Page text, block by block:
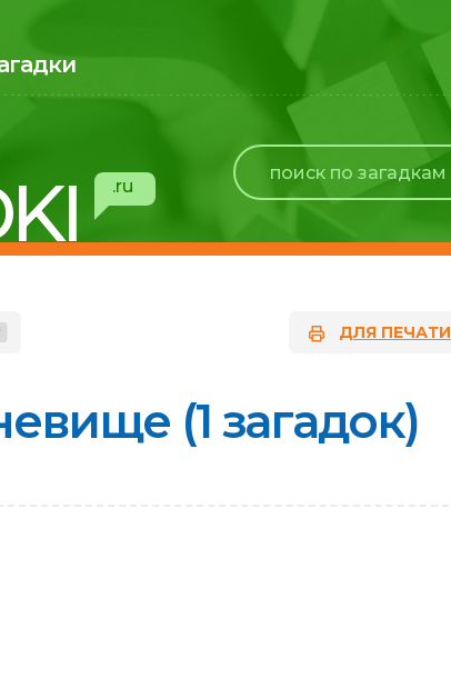
.ru
ДЛЯ ПЕЧАТИ
(1 загадок)